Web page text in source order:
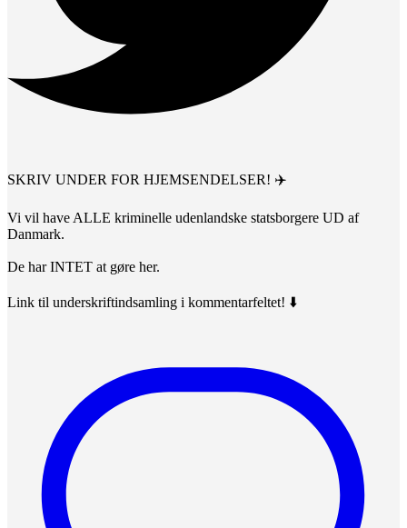
SKRIV UNDER FOR HJEMSENDELSER! ✈️
Vi vil have ALLE kriminelle udenlandske statsborgere UD af
Danmark.
De har INTET at gøre her.
Link til underskriftindsamling i kommentarfeltet! ⬇️